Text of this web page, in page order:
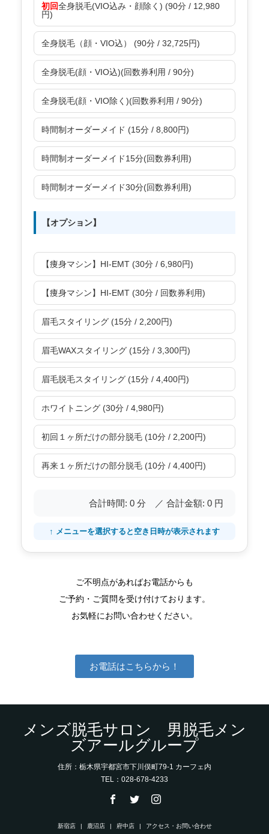
初回全身脱毛(VIO込み・顔除く) (90分 / 12,980
円)
全身脱毛（顔・VIO込） (90分 / 32,725円)
全身脱毛(顔・VIO込)(回数券利用 / 90分)
全身脱毛(顔・VIO除く)(回数券利用 / 90分)
時間制オーダーメイド (15分 / 8,800円)
時間制オーダーメイド15分(回数券利用)
時間制オーダーメイド30分(回数券利用)
【オプション】
【痩身マシン】HI-EMT (30分 / 6,980円)
【痩身マシン】HI-EMT (30分 / 回数券利用)
眉毛スタイリング (15分 / 2,200円)
眉毛WAXスタイリング (15分 / 3,300円)
眉毛脱毛スタイリング (15分 / 4,400円)
ホワイトニング (30分 / 4,980円)
初回１ヶ所だけの部分脱毛 (10分 / 2,200円)
再来１ヶ所だけの部分脱毛 (10分 / 4,400円)
合計時間:0 分 ／ 合計金額:0 円
↑ メニューを選択すると空き日時が表示されます
ご不明点があればお電話からも
ご予約・ご質問を受け付けております。
お気軽にお問い合わせください。
お電話はこちらから！
メンズ脱毛サロン 男脱毛メン
ズアールグループ
住所：栃木県宇都宮市下川俣町79-1 カーフェ内
TEL：028-678-4233
新宿店 鹿沼店 府中店 アクセス・お問い合わせ